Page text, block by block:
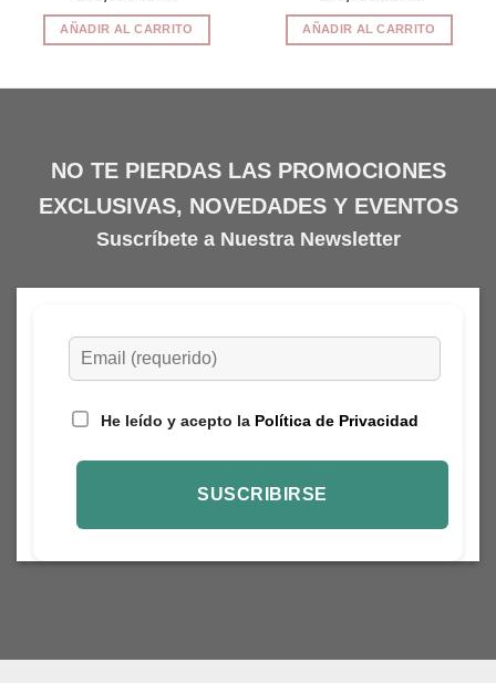
AÑADIR AL CARRITO AÑADIR AL CARRITO
NO TE PIERDAS LAS PROMOCIONES
EXCLUSIVAS, NOVEDADES Y EVENTOS
Suscríbete a Nuestra Newsletter
He leído y acepto la Política de Privacidad